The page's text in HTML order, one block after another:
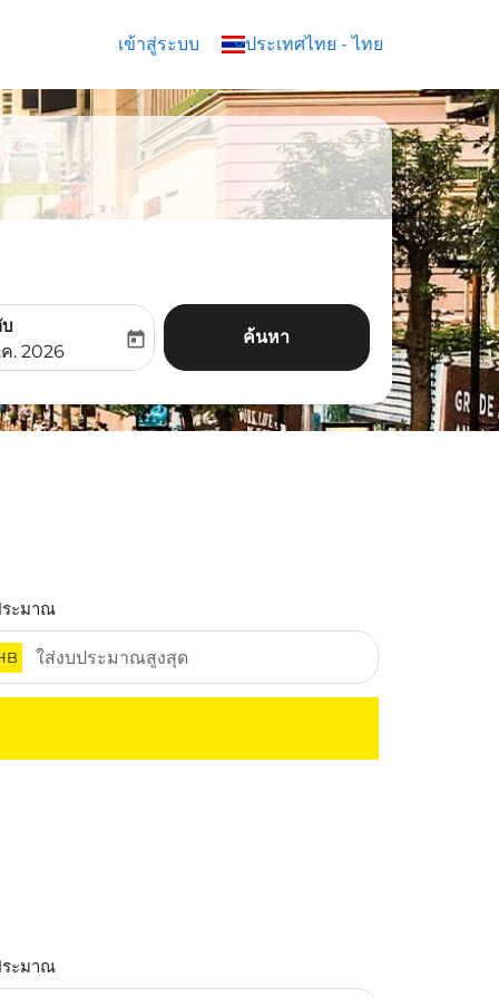
เข้าสู่ระบบ ประเทศไทย - ไทย
keyboard_arrow_down
labelreturn-date-aria-label
. 2026
today ค้นหา
ะมาณ
ะมาณ